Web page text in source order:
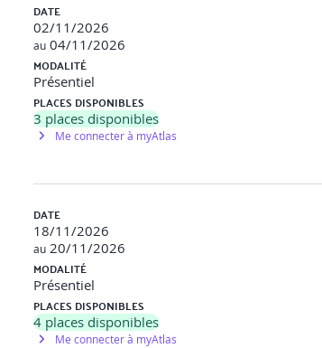
DATE
02/11/2026
au 04/11/2026
MODALITÉ
Présentiel
PLACES DISPONIBLES
3 places disponibles
Me connecter à myAtlas
DATE
18/11/2026
au 20/11/2026
MODALITÉ
Présentiel
PLACES DISPONIBLES
4 places disponibles
Me connecter à myAtlas